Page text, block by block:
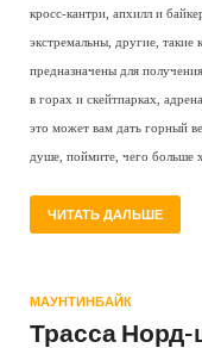
кросс-кантри, апхилл и
экстремальны, другие, такие
предназначены для
в горах и скейтпарках,
это может вам дать горный
душе, поймите, чего больше
ЧИТАТЬ ДАЛЬШЕ
МАУНТИНБАЙК
Трасса Норд-